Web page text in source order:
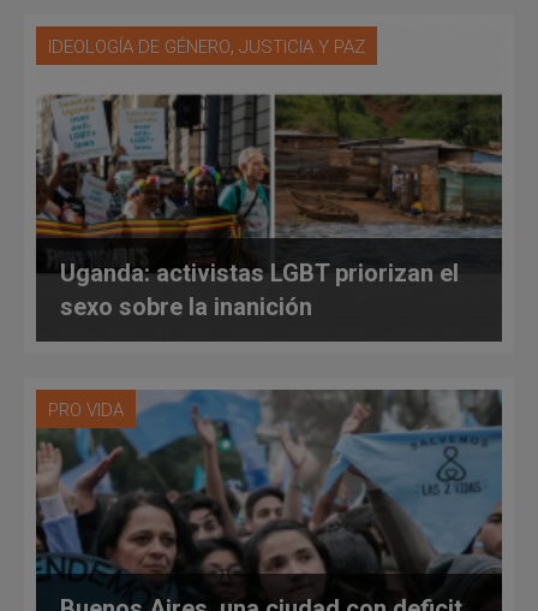
IDEOLOGÍA DE GÉNERO, JUSTICIA Y PAZ
Uganda: activistas LGBT priorizan el
sexo sobre la inanición
PRO VIDA